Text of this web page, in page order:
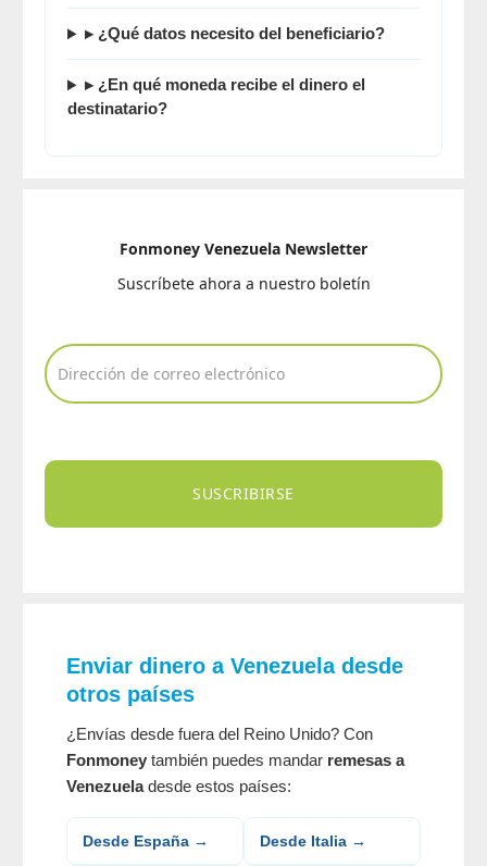
▸ ¿Qué datos necesito del beneficiario?
▸ ¿En qué moneda recibe el dinero el
destinatario?
Fonmoney Venezuela Newsletter
Suscríbete ahora a nuestro boletín
SUSCRIBIRSE
Enviar dinero a Venezuela desde
otros países
¿Envías desde fuera del Reino Unido? Con
Fonmoney también puedes mandar remesas a
Venezueladesde estos países:
Desde España → Desde Italia →